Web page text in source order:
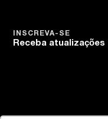
INSCREVA-SE
Receba atualizações